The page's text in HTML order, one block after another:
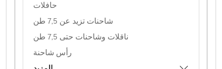
حافلات
شاحنات تزيد عن 7,5 طن
ناقلات وشاحنات حتى 7,5 طن
رأس شاحنة